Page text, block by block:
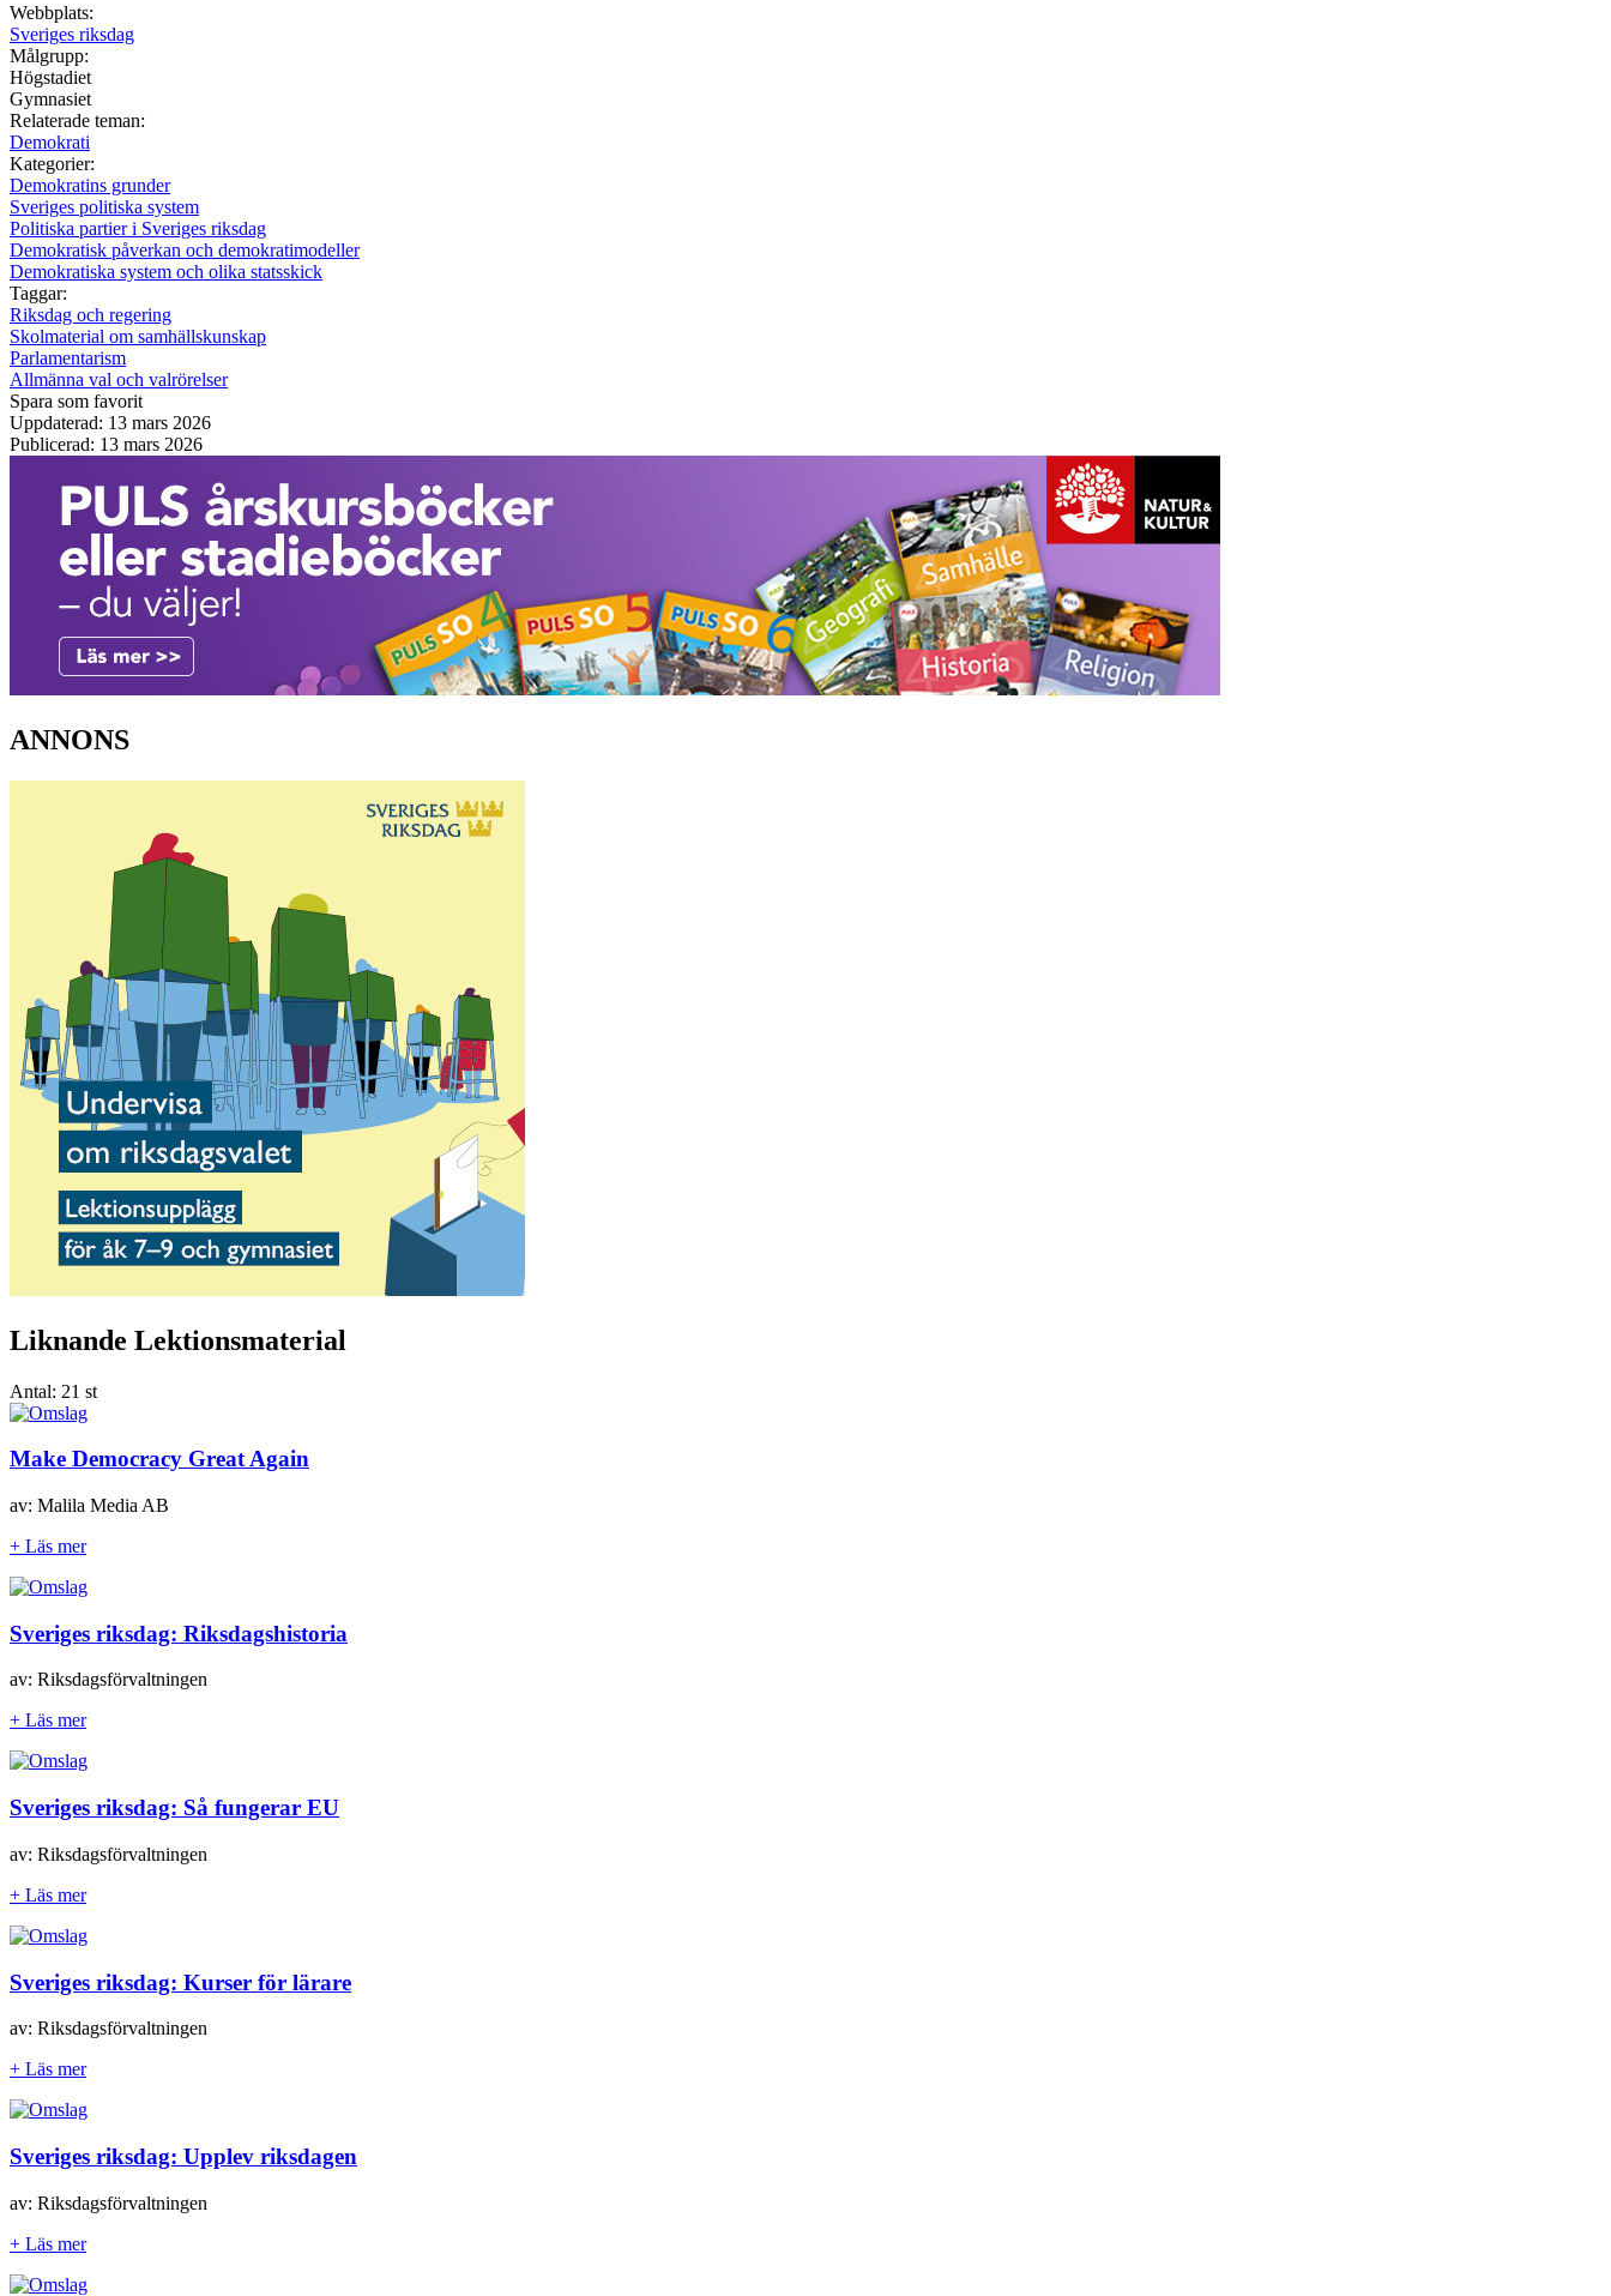
Webbplats:
Sveriges riksdag
Målgrupp:
Högstadiet
Gymnasiet
Relaterade teman:
Demokrati
Kategorier:
Demokratins grunder
Sveriges politiska system
Politiska partier i Sveriges riksdag
Demokratisk påverkan och demokratimodeller
Demokratiska system och olika statsskick
Taggar:
Riksdag och regering
Skolmaterial om samhällskunskap
Parlamentarism
Allmänna val och valrörelser
Spara som favorit
Uppdaterad: 13 mars 2026
Publicerad: 13 mars 2026
ANNONS
Liknande Lektionsmaterial
Antal: 21 st
Make Democracy Great Again
av: Malila Media AB
+ Läs mer
Sveriges riksdag: Riksdagshistoria
av: Riksdagsförvaltningen
+ Läs mer
Sveriges riksdag: Så fungerar EU
av: Riksdagsförvaltningen
+ Läs mer
Sveriges riksdag: Kurser för lärare
av: Riksdagsförvaltningen
+ Läs mer
Sveriges riksdag: Upplev riksdagen
av: Riksdagsförvaltningen
+ Läs mer